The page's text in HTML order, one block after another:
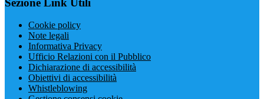
Sezione Link Utili
Cookie policy
Note legali
Informativa Privacy
Ufficio Relazioni con il Pubblico
Dichiarazione di accessibilità
Obiettivi di accessibilità
Whistleblowing